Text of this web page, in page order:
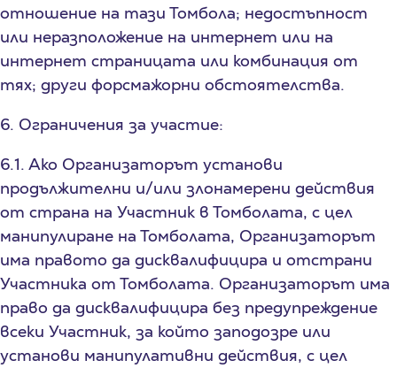
отношение на тази Томбола; недостъпност
или неразположение на интернет или на
интернет страницата или комбинация от
тях; други форсмажорни обстоятелства.
6. Ограничения за участие:
6.1. Ако Организаторът установи
продължителни и/или злонамерени действия
от страна на Участник в Томболата, с цел
манипулиране на Томболата, Организаторът
има правото да дисквалифицира и отстрани
Участника от Томболата. Организаторът има
право да дисквалифицира без предупреждение
всеки Участник, за който заподозре или
установи манипулативни действия, с цел